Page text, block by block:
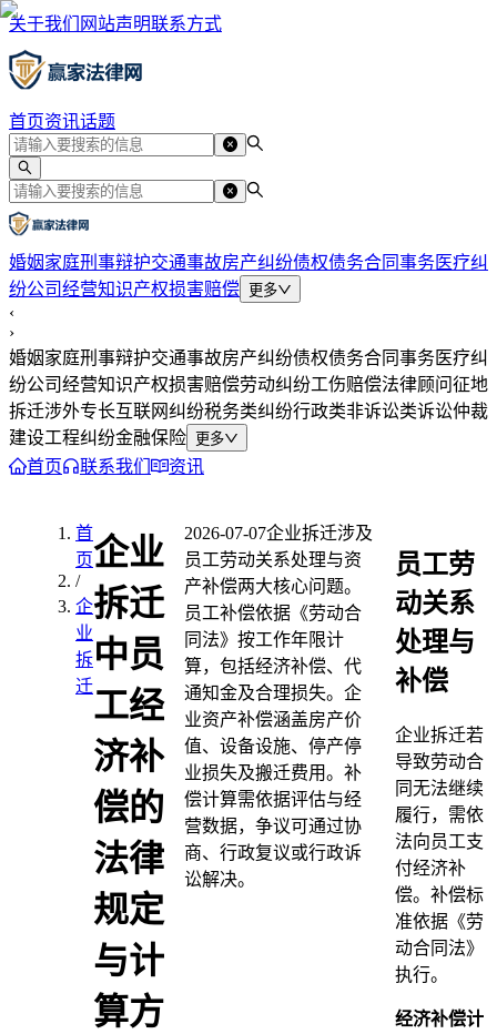
关于我们 网站声明联系方式
首页资讯话题
婚姻家庭刑事辩护交通事故房产纠纷债权债务合同事务医疗纠
纷公司经营知识产权损害赔偿 更多
‹
›
婚姻家庭刑事辩护交通事故房产纠纷债权债务合同事务医疗纠
纷公司经营知识产权损害赔偿劳动纠纷工伤赔偿法律顾问征地
拆迁涉外专长互联网纠纷税务类纠纷行政类非诉讼类诉讼仲裁
建设工程纠纷金融保险 更多
首页 联系我们 资讯
首
页
/
企
业
拆
迁
企业
拆迁
中员
工经
济补
偿的
法律
规定
与计
算方
2026-07-07企业拆迁涉及
员工劳动关系处理与资
产补偿两大核心问题。
员工补偿依据《劳动合
同法》按工作年限计
算，包括经济补偿、代
通知金及合理损失。企
业资产补偿涵盖房产价
值、设备设施、停产停
业损失及搬迁费用。补
偿计算需依据评估与经
营数据，争议可通过协
商、行政复议或行政诉
讼解决。
员工劳
动关系
处理与
补偿
企业拆迁若
导致劳动合
同无法继续
履行，需依
法向员工支
付经济补
偿。补偿标
准依据《劳
动合同法》
执行。
经济补偿计